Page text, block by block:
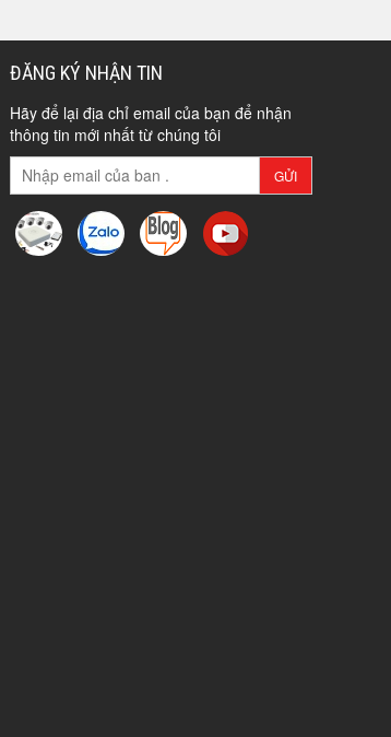
ĐĂNG KÝ NHẬN TIN
Hãy để lại địa chỉ email của bạn để nhận
thông tin mới nhất từ chúng tôi
GỬI